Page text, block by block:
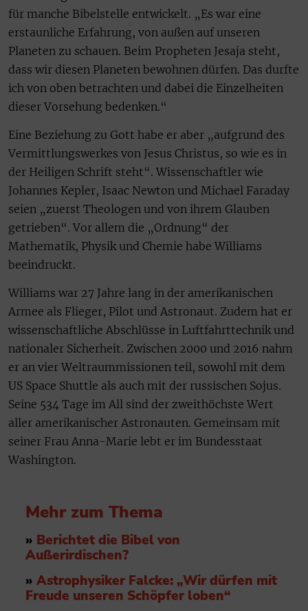
für manche Bibelstelle entwickelt. „Es war eine
erstaunliche Erfahrung, von außen auf unseren
Planeten zu schauen. Beim Propheten Jesaja steht,
dass wir diesen Planeten bewohnen dürfen. Das durfte
ich von oben betrachten und dabei die Einzelheiten
dieser Vorsehung bedenken.“
Eine Beziehung zu Gott habe er aber „aufgrund des
Vermittlungswerkes von Jesus Christus, so wie es in
der Heiligen Schrift steht“. Wissenschaftler wie
Johannes Kepler, Isaac Newton und Michael Faraday
seien „zuerst Theologen und von ihrem Glauben
getrieben“. Vor allem die „Ordnung“ der
Mathematik, Physik und Chemie habe Williams
beeindruckt.
Williams war 27 Jahre lang in der amerikanischen
Armee als Flieger, Pilot und Astronaut. Zudem hat er
wissenschaftliche Abschlüsse in Luftfahrttechnik und
nationaler Sicherheit. Zwischen 2000 und 2016 nahm
er an vier Weltraummissionen teil, sowohl mit dem
US Space Shuttle als auch mit der russischen Sojus.
Seine 534 Tage im All sind der zweithöchste Wert
aller amerikanischer Astronauten. Gemeinsam mit
seiner Frau Anna-Marie lebt er im Bundesstaat
Washington.
Mehr zum Thema
» Berichtet die Bibel von
Außerirdischen?
» Astrophysiker Falcke: „Wir dürfen mit
Freude unseren Schöpfer loben“